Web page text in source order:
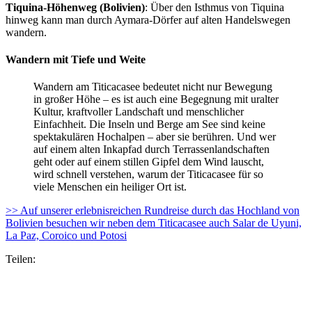
Tiquina-Höhenweg (Bolivien): Über den Isthmus von Tiquina
hinweg kann man durch Aymara-Dörfer auf alten Handelswegen
wandern.
Wandern mit Tiefe und Weite
Wandern am Titicacasee bedeutet nicht nur Bewegung
in großer Höhe – es ist auch eine Begegnung mit uralter
Kultur, kraftvoller Landschaft und menschlicher
Einfachheit. Die Inseln und Berge am See sind keine
spektakulären Hochalpen – aber sie berühren. Und wer
auf einem alten Inkapfad durch Terrassenlandschaften
geht oder auf einem stillen Gipfel dem Wind lauscht,
wird schnell verstehen, warum der Titicacasee für so
viele Menschen ein heiliger Ort ist.
>> Auf unserer erlebnisreichen Rundreise durch das Hochland von
Bolivien besuchen wir neben dem Titicacasee auch Salar de Uyuni,
La Paz, Coroico und Potosi
Teilen: